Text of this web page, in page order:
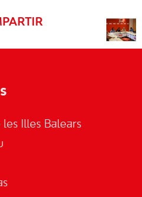
les Illes Balears